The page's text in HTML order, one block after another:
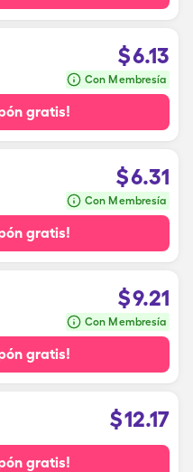
$6.13
Con Membresía
gratis!
$6.31
Con Membresía
gratis!
$9.21
Con Membresía
gratis!
$12.17
gratis!